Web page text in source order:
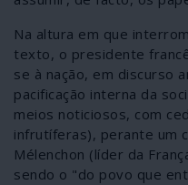
Na altura em que
texto, o presidente
se à nação, em discurso
pacificação interna da
meios noticiosos, com
infrutíferas), perante um
Mélenchon (líder da
sendo o "do povo que